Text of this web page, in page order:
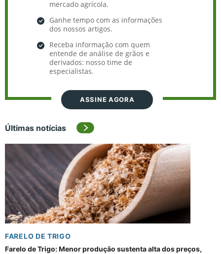
mercado agrícola.
Ganhe tempo com as informações
dos nossos artigos.
Receba informação com quem
entende de análise de grãos e
derivados: nosso time de
especialistas.
ASSINE AGORA
Últimas notícias
FARELO DE TRIGO
Farelo de Trigo: Menor produção sustenta alta dos preços,